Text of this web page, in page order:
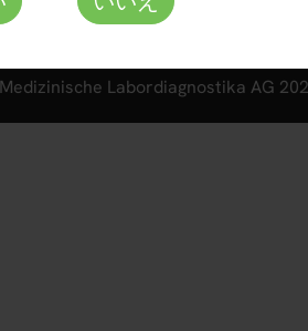
Labordiagnostika AG